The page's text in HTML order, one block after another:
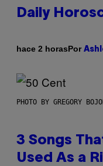
Daily
hace 2 horasPor
PHOTO BY GREGORY
3 Songs
Used As a